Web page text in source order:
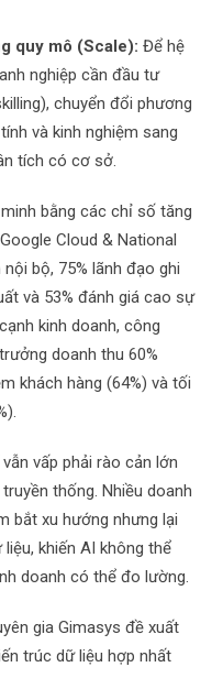
quy mô (Scale): Để hệ
nghiệp cần đầu tư
chuyển đổi phương
và kinh nghiệm sang
tích có cơ sở.
bằng các chỉ số tăng
Cloud & National
bộ, 75% lãnh đạo ghi
và 53% đánh giá cao sự
kinh doanh, công
doanh thu 60%
khách hàng (64%) và tối
vấp phải rào cản lớn
thống. Nhiều doanh
bắt xu hướng nhưng lại
khiến AI không thể
doanh có thể đo lường.
gia Gimasys đề xuất
trúc dữ liệu hợp nhất